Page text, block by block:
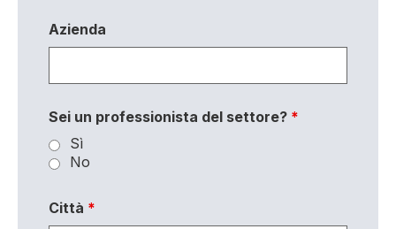
Azienda
Sei un professionista del settore? *
Sì
No
Città *